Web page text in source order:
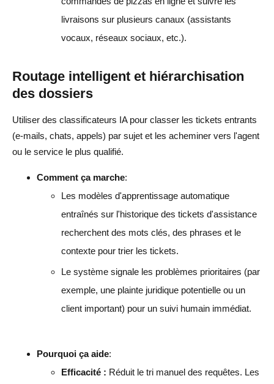
livraisons sur plusieurs canaux (assistants
vocaux, réseaux sociaux, etc.).
Routage intelligent et hiérarchisation
des dossiers
Utiliser des classificateurs IA pour classer les tickets entrants
(e-mails, chats, appels) par sujet et les acheminer vers l'agent
ou le service le plus qualifié.
Comment ça marche:
Les modèles d'apprentissage automatique
entraînés sur l'historique des tickets d'assistance
recherchent des mots clés, des phrases et le
contexte pour trier les tickets.
Le système signale les problèmes prioritaires (par
exemple, une plainte juridique potentielle ou un
client important) pour un suivi humain immédiat.
Pourquoi ça aide:
Efficacité : Réduit le tri manuel des requêtes. Les